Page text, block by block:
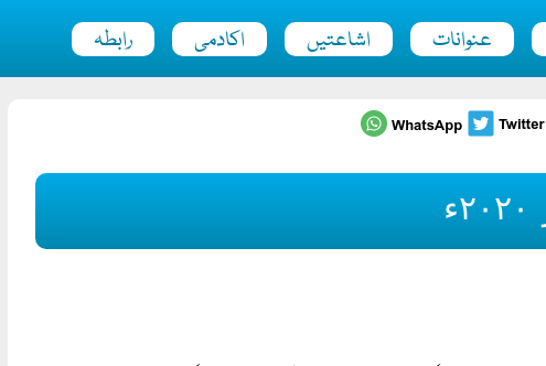
عنوانات اشاعتیں اکادمی رابطہ